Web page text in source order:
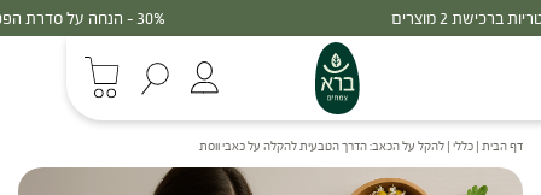
30% - הנחה על סדרת הפטריות ברכישת 3 מוצרים
דף הבית | כללי | להקל על הכאב: הדרך הטבעית להקלה על כאבי ווסת